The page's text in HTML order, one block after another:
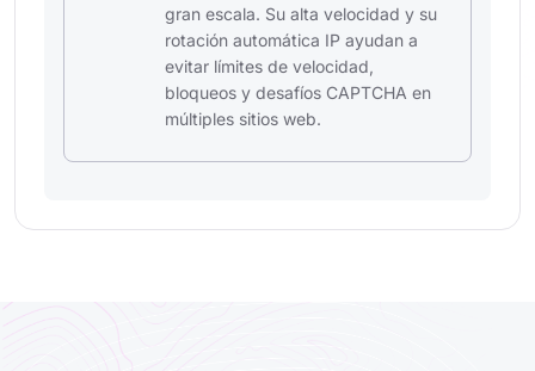
gran escala. Su alta velocidad y su
rotación automática IP ayudan a
evitar límites de velocidad,
bloqueos y desafíos CAPTCHA en
múltiples sitios web.